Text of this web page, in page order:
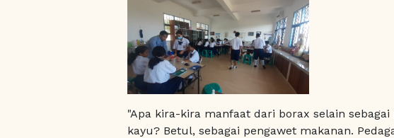
"Apa kira-kira manfaat dari borax selain
kayu? Betul, sebagai pengawet makanan.